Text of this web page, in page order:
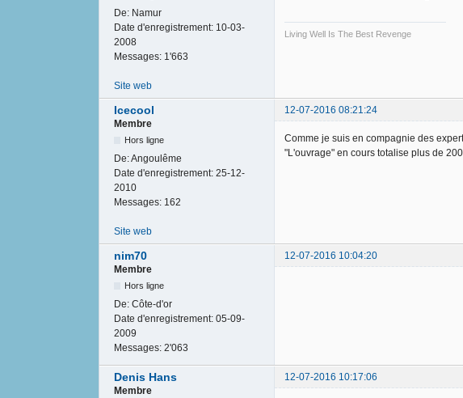
De: Namur
Date d'enregistrement: 10-03-
2008
Messages: 1'663
Living Well Is The Best Revenge
Site web
Icecool
12-07-2016 08:21:24
Membre
Hors ligne
De:Angoulême
Date d'enregistrement: 25-12-
2010
Messages: 162
Comme je suis en compagnie des
"L'ouvrage" en cours totalise plus de
Site web
nim70
12-07-2016 10:04:20
Membre
Hors ligne
De: Côte-d'or
Date d'enregistrement: 05-09-
2009
Messages: 2'063
Denis Hans
12-07-2016 10:17:06
Membre